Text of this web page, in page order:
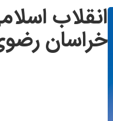
انقلاب
خراسان